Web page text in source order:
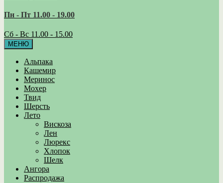
Пн - Пт 11.00 - 19.00
Сб - Вс 11.00 - 15.00
МЕНЮ
Альпака
Кашемир
Меринос
Мохер
Твид
Шерсть
Лето
Вискоза
Лен
Люрекс
Хлопок
Шелк
Ангора
Распродажа